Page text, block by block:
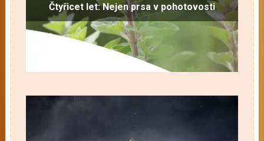
Čtyřicet let: Nejen prsa v pohotovosti